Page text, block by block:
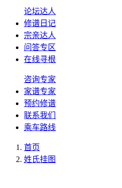
论坛达人
修谱日记
宗亲达人
问答专区
在线寻根
咨询专家
家谱专家
预约修谱
联系我们
乘车路线
首页
姓氏挂图